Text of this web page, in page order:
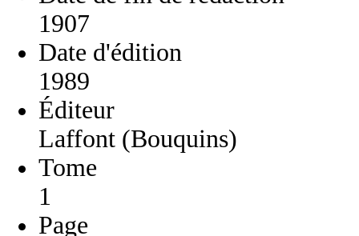
1907
Date d'édition
1989
Éditeur
Laffont (Bouquins)
Tome
1
Page